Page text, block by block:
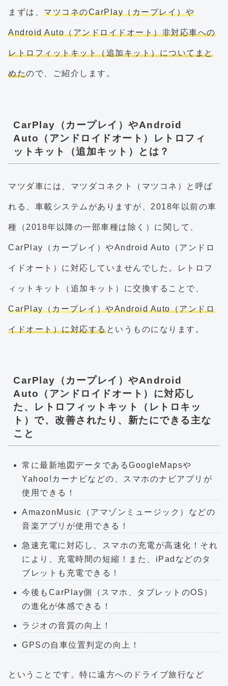
まずは、 マツコネのCarPlay（カープレイ）や
Android Auto（アンドロイドオート）非対応車への
レトロフィットキット（追加キット）についてまと
めたので、ご紹介します。
CarPlay（カープレイ）やAndroid
Auto（アンドロイドオート）レトロフィ
ットキット（追加キット）とは？
マツダ車には、マツダコネクト（マツコネ）と呼ば
れる、車載システムがありますが、2018年以前の車
種（2018年以降の一部車種は除く）に関して、
CarPlay（カープレイ）やAndroid Auto（アンドロ
イドオート）に対応していませんでした。レトロフ
ィットキット（追加キット）に交換することで、
CarPlay（カープレイ）やAndroid Auto（アンドロ
イドオート）に対応するというものになります。
CarPlay（カープレイ）やAndroid
Auto（アンドロイドオート）に対応し
た、レトロフィットキット（レトロキッ
ト）で、改善されたり、新たにできる主な
こと
常に最新地図データであるGoogleMapsや
Yahoo!カーナビなどの、スマホのナビアプリが
使用できる！
AmazonMusic（アマゾンミュージック）などの
音楽アプリが使用できる！
急速充電に対応し、スマホの充電が高速化！それ
により、充電時間の短縮！また、iPadなどのタ
ブレットも充電できる！
今後もCarPlay側（スマホ、タブレットのOS）
の進化が体感できる！
ラジオの音質の向上！
GPSの自車位置判定の向上！
ということです。特に遠方へのドライブ旅行など